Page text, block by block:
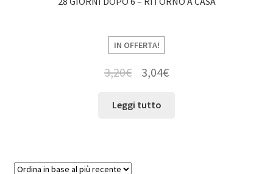
IN OFFERTA!
3,20€ 3,04€
Leggi tutto